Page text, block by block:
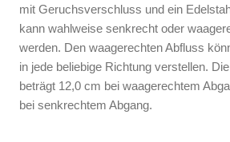
mit Geruchsverschluss und ein
kann wahlweise senkrecht oder
werden. Den waagerechten Abfluss
in jede beliebige Richtung verstellen.
beträgt 12,0 cm bei waagerechtem
bei senkrechtem Abgang.